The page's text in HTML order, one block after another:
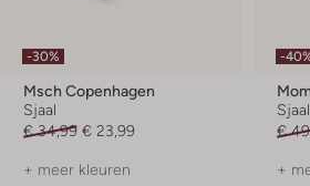
-30%
Msch Copenhagen
Sjaal
€ 34,99 € 23,99
+ meer kleuren
-
Sjaal
€
+